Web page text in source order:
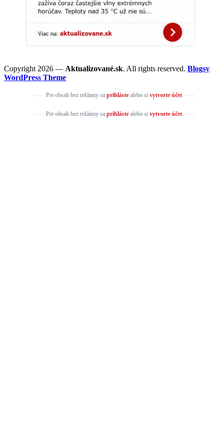
Copyright 2026 — Aktualizované.sk. All rights reserved. Blogsy
WordPress Theme
Pre obsah bez reklamy sa prihlástealebo si vytvorte účet.